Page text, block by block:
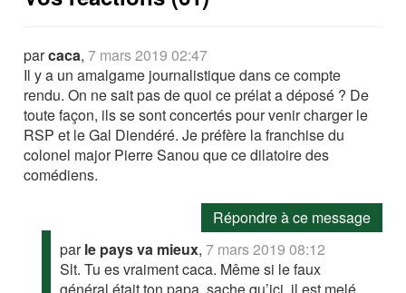
parcaca,7 mars 2019 02:47
Il y a un amalgame journalistique dans ce compte
rendu. On ne sait pas de quoi ce prélat a déposé ? De
toute façon, ils se sont concertés pour venir charger le
RSP et le Gal Diendéré. Je préfère la franchise du
colonel major Pierre Sanou que ce dilatoire des
comédiens.
Répondre à ce message
parle pays va mieux,7 mars 2019 08:12
Slt. Tu es vraiment caca. Même si le faux